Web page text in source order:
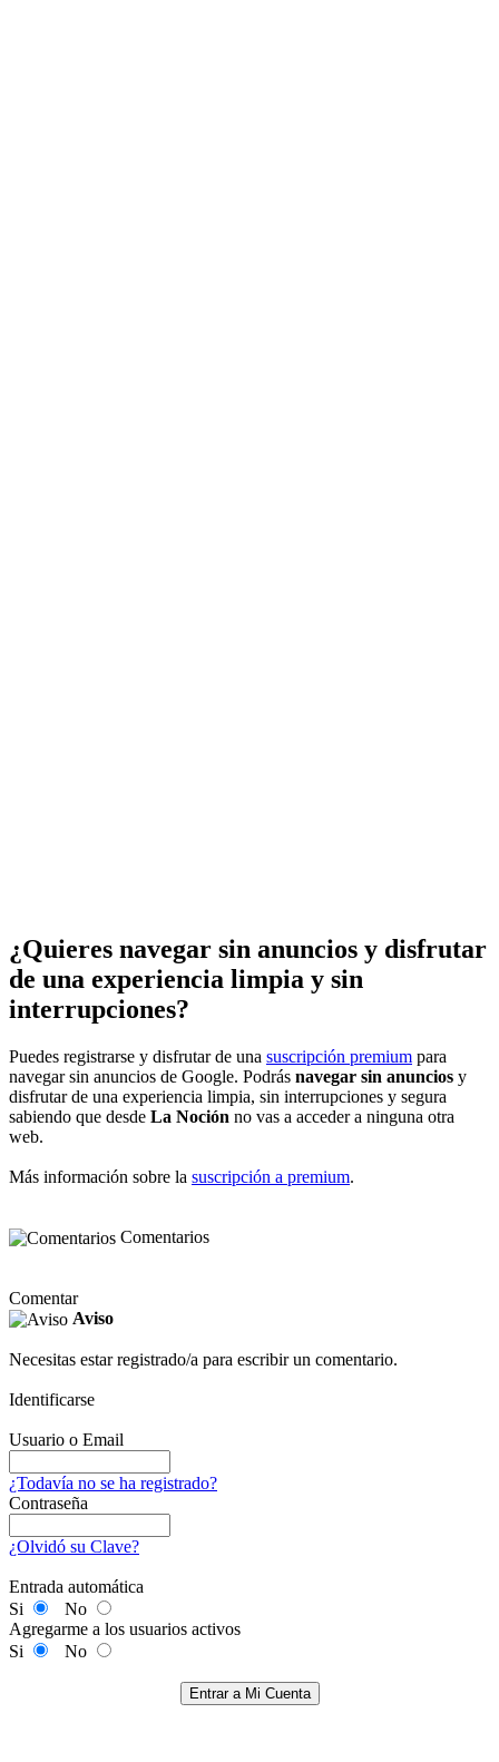
¿Quieres navegar sin anuncios y disfrutar
de una experiencia limpia y sin
interrupciones?
Puedes registrarse y disfrutar de una suscripción premium para
navegar sin anuncios de Google. Podrás navegar sin anuncios y
disfrutar de una experiencia limpia, sin interrupciones y segura
sabiendo que desde La Noción no vas a acceder a ninguna otra
web.
Más información sobre la suscripción a premium.
Comentarios
Comentar
Aviso
Necesitas estar registrado/a para escribir un comentario.
Identificarse
Usuario o Email
¿Todavía no se ha registrado?
Contraseña
¿Olvidó su Clave?
Entrada automática
Si
No
Agregarme a los usuarios activos
Si
No
Entrar a Mi Cuenta